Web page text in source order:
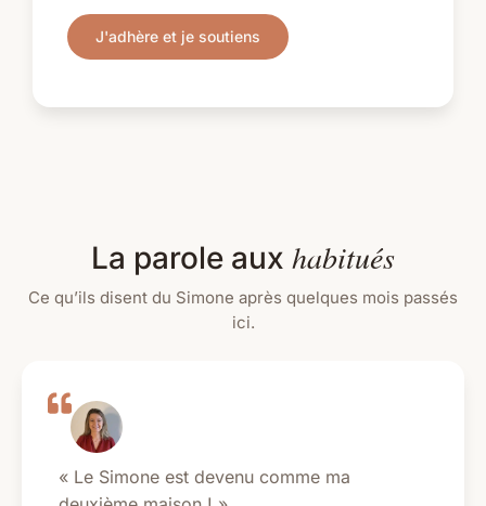
J'adhère et je soutiens
La parole aux habitués
Ce qu’ils disent du Simone après quelques mois passés
ici.
« Le Simone est devenu comme ma